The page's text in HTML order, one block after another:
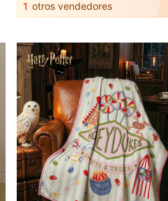
1 otros vendedores